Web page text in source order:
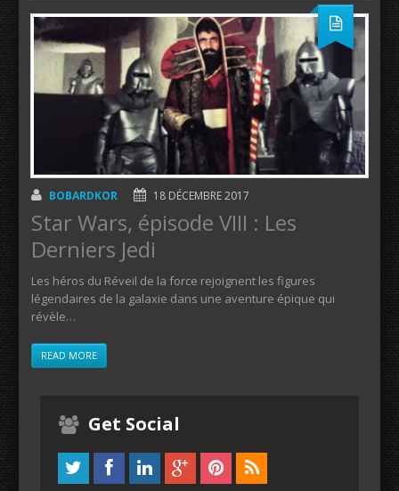
BOBARDKOR 18 DÉCEMBRE 2017
Star Wars, épisode VIII : Les
Derniers Jedi
Les héros du Réveil de la force rejoignent les figures
légendaires de la galaxie dans une aventure épique qui
révèle…
READ MORE
Get Social